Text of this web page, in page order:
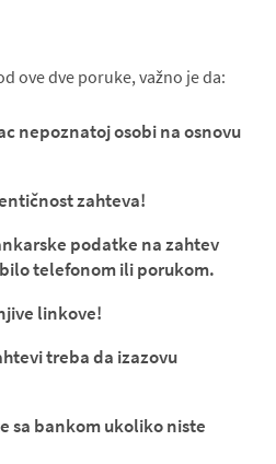
ove dve poruke, važno je da:
nepoznatoj osobi na osnovu
zahteva!
podatke na zahtev
telefonom ili porukom.
linkove!
treba da izazovu
sa bankom ukoliko niste